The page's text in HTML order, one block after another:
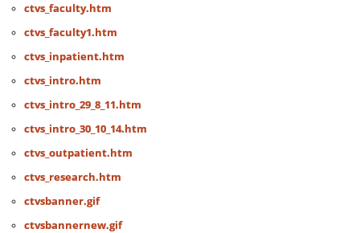
ctvs_faculty.htm
ctvs_faculty1.htm
ctvs_inpatient.htm
ctvs_intro.htm
ctvs_intro_29_8_11.htm
ctvs_intro_30_10_14.htm
ctvs_outpatient.htm
ctvs_research.htm
ctvsbanner.gif
ctvsbannernew.gif